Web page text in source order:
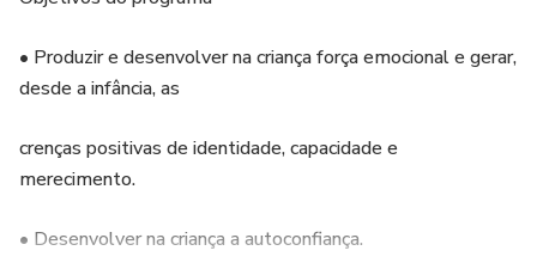
• Produzir e desenvolver na criança força emocional e gerar,
desde a infância, as
crenças positivas de identidade, capacidade e
merecimento.
• Desenvolver na criança a autoconfiança.